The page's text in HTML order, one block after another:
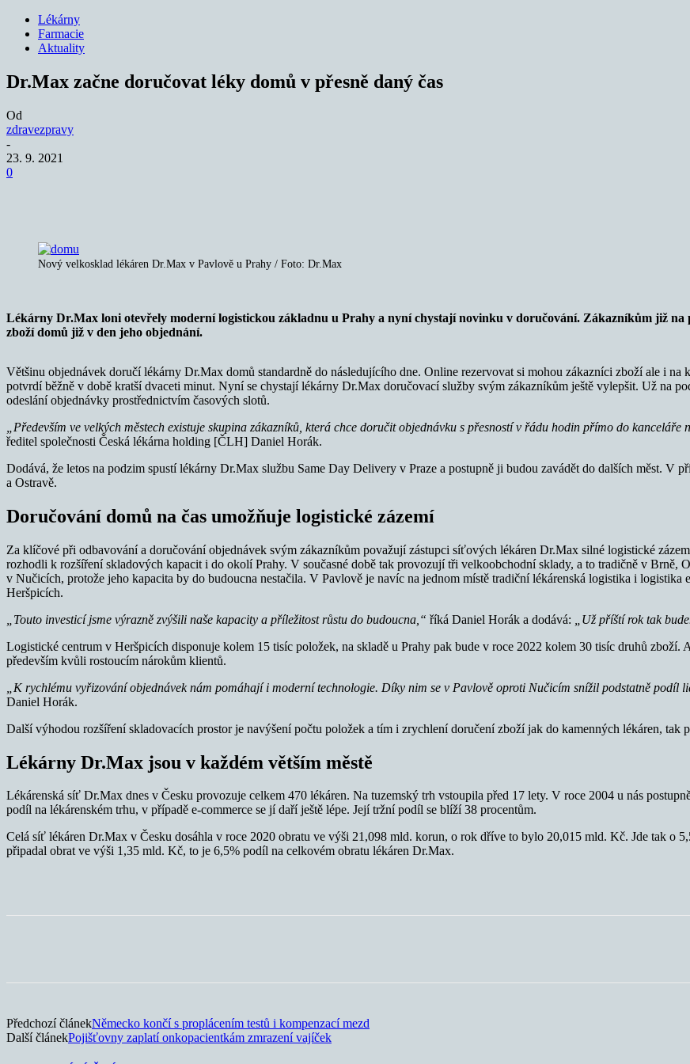
Lékárny
Farmacie
Aktuality
Dr.Max začne doručovat léky domů v přesně daný čas
Od
zdravezpravy
-
23. 9. 2021
0
Nový velkosklad lékáren Dr.Max v Pavlově u Prahy / Foto: Dr.Max
Lékárny Dr.Max loni otevřely moderní logistickou základnu u Prahy a nyní chystají novinku v doručování. Zákazníkům již na
zboží domů již v den jeho objednání.
Většinu objednávek doručí lékárny Dr.Max domů standardně do následujícího dne. Online rezervovat si mohou zákazníci zboží ale i na
potvrdí běžně v době kratší dvaceti minut. Nyní se chystají lékárny Dr.Max doručovací služby svým zákazníkům ještě vylepšit. Už na
odeslání objednávky prostřednictvím časových slotů.
„Především ve velkých městech existuje skupina zákazníků, která chce doručit objednávku s přesností v řádu hodin přímo do kanceláře
ředitel společnosti Česká lékárna holding [ČLH] Daniel Horák.
Dodává, že letos na podzim spustí lékárny Dr.Max službu Same Day Delivery v Praze a postupně ji budou zavádět do dalších měst. V
a Ostravě.
Doručování domů na čas umožňuje logistické zázemí
Za klíčové při odbavování a doručování objednávek svým zákazníkům považují zástupci síťových lékáren Dr.Max silné logistické
rozhodli k rozšíření skladových kapacit i do okolí Prahy. V současné době tak provozují tři velkoobchodní sklady, a to tradičně v Brně,
v Nučicích, protože jeho kapacita by do budoucna nestačila. V Pavlově je navíc na jednom místě tradiční lékárenská logistika i
Heršpicích.
„Touto investicí jsme výrazně zvýšili naše kapacity a příležitost růstu do budoucna,“ říká Daniel Horák a dodává:
„Už příští rok tak
Logistické centrum v Heršpicích disponuje kolem 15 tisíc položek, na skladě u Prahy pak bude v roce 2022 kolem 30 tisíc druhů zboží.
především kvůli rostoucím nárokům klientů.
„K rychlému vyřizování objednávek nám pomáhají i moderní technologie. Díky nim se v Pavlově oproti Nučicím snížil podstatně podíl
Daniel Horák.
Další výhodou rozšíření skladovacích prostor je navýšení počtu položek a tím i zrychlení doručení zboží jak do kamenných lékáren, tak
Lékárny Dr.Max jsou v každém větším městě
Lékárenská síť Dr.Max dnes v Česku provozuje celkem 470 lékáren. Na tuzemský trh vstoupila před 17 lety. V roce 2004 u nás
podíl na lékárenském trhu, v případě e-commerce se jí daří ještě lépe. Její tržní podíl se blíží 38 procentům.
Celá síť lékáren Dr.Max v Česku dosáhla v roce 2020 obratu ve výši 21,098 mld. korun, o rok dříve to bylo 20,015 mld. Kč. Jde tak o
připadal obrat ve výši 1,35 mld. Kč, to je 6,5% podíl na celkovém obratu lékáren Dr.Max.
Předchozí článekNěmecko končí s proplácením testů i kompenzací mezd
Další článekPojišťovny zaplatí onkopacientkám zmrazení vajíček